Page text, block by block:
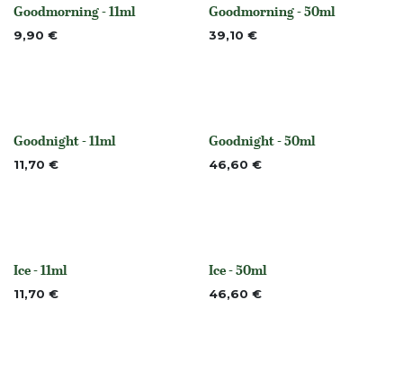
None
Goodmorning - 11ml
9,90 € None
Goodmorning - 50ml
39,10 €
None
Goodnight - 11ml
11,70 € None
Goodnight - 50ml
46,60 €
None
Ice - 11ml
11,70 € None
Ice - 50ml
46,60 €